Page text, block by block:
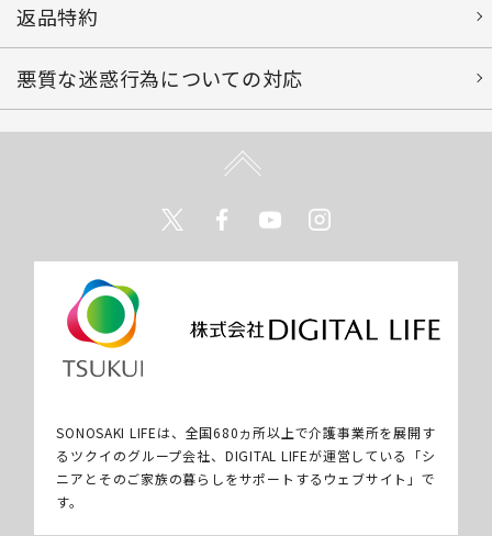
返品特約
悪質な迷惑行為についての対応
TwitterFacebookYoutube
SONOSAKI LIFEは、全国680ヵ所以上で介護事業所を展開す
るツクイのグループ会社、DIGITAL LIFEが運営している「シ
ニアとそのご家族の暮らしをサポートするウェブサイト」で
す。